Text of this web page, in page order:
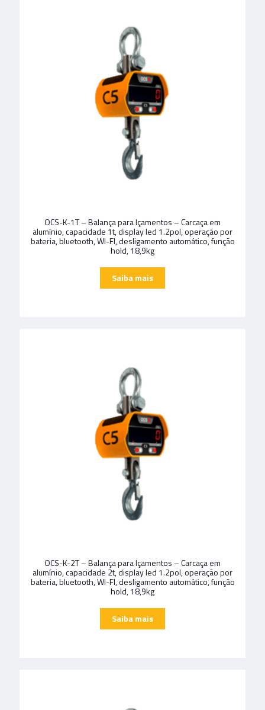
OCS-K-1T – Balança para Içamentos – Carcaça em
alumínio, capacidade 1t, display led 1.2pol, operação por
bateria, bluetooth, WI-FI, desligamento automático, função
hold, 18,9kg
OCS-K-2T – Balança para Içamentos – Carcaça em
alumínio, capacidade 2t, display led 1.2pol, operação por
bateria, bluetooth, WI-FI, desligamento automático, função
hold, 18,9kg